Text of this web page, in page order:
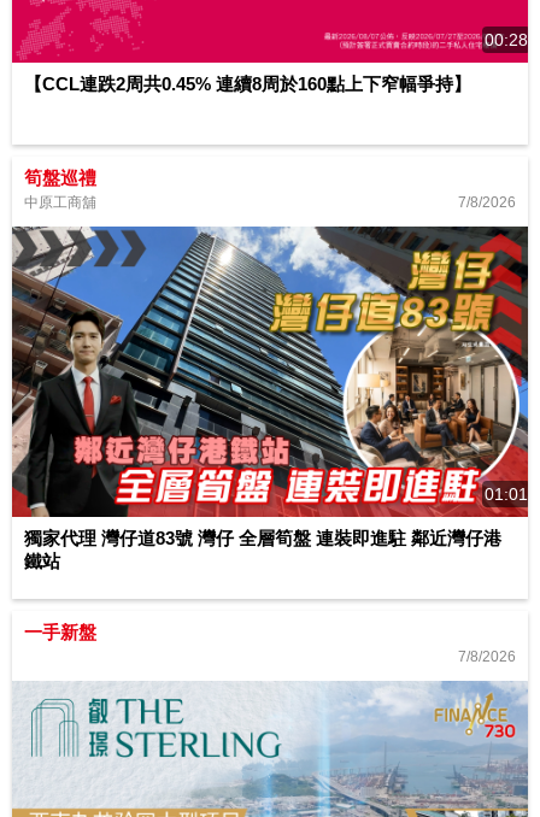
00:28
【CCL連跌2周共0.45% 連續8周於160點上下窄幅爭持】
筍盤巡禮
中原工商舖 7/8/2026
01:01
獨家代理 灣仔道83號 灣仔 全層筍盤 連裝即進駐 鄰近灣仔港
鐵站
一手新盤
7/8/2026